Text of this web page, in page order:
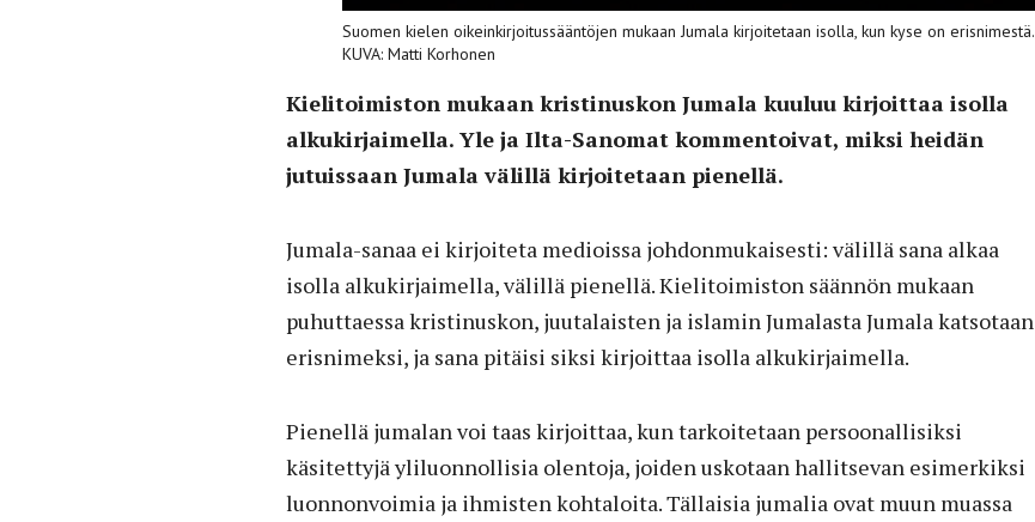
Suomen kielen oikeinkirjoitussääntöjen mukaan Jumala kirjoitetaan isolla, kun kyse on erisnimestä.
KUVA: Matti Korhonen
Kielitoimiston mukaan kristinuskon Jumala kuuluu kirjoittaa isolla
alkukirjaimella. Yle ja Ilta-Sanomat kommentoivat, miksi heidän
jutuissaan Jumala välillä kirjoitetaan pienellä.
Jumala-sanaa ei kirjoiteta medioissa johdonmukaisesti: välillä sana alkaa
isolla alkukirjaimella, välillä pienellä. Kielitoimiston säännön mukaan
puhuttaessa kristinuskon, juutalaisten ja islamin Jumalasta Jumala katsotaan
erisnimeksi, ja sana pitäisi siksi kirjoittaa isolla alkukirjaimella.
Pienellä jumalan voi taas kirjoittaa, kun tarkoitetaan persoonallisiksi
käsitettyjä yliluonnollisia olentoja, joiden uskotaan hallitsevan esimerkiksi
luonnonvoimia ja ihmisten kohtaloita. Tällaisia jumalia ovat muun muassa